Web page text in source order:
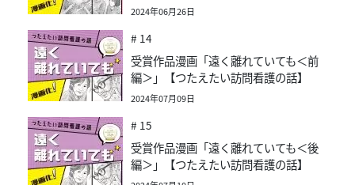
2024年06月26日
# 14
受賞作品漫画「遠く離れていても＜前
編＞」【つたえたい訪問看護の話】
2024年07月09日
# 15
受賞作品漫画「遠く離れていても＜後
編＞」【つたえたい訪問看護の話】